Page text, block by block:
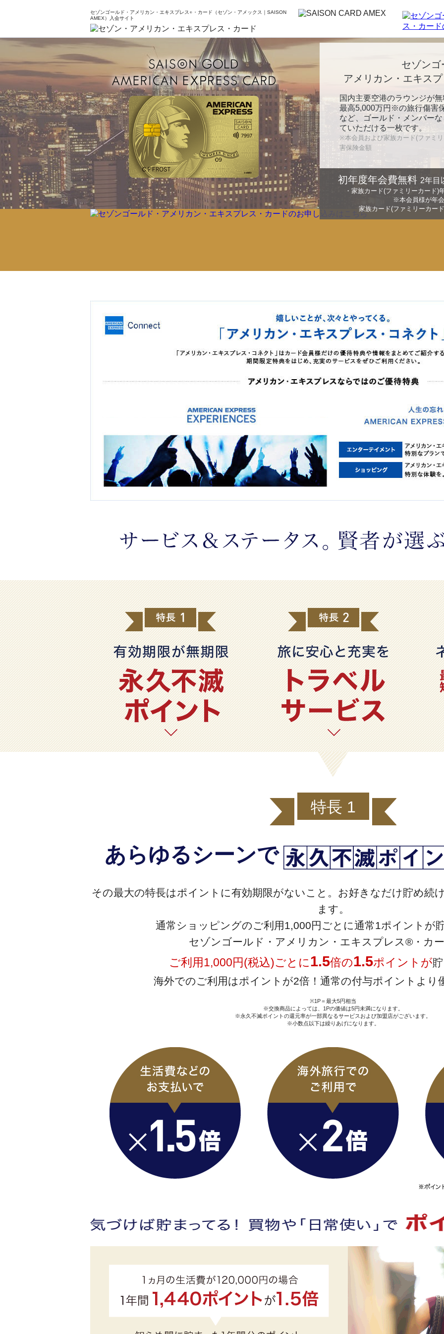
セゾンゴールド・アメリカン・エキスプレス ®
・カード（セゾン・アメックス｜SAISON
AMEX）入会サイト
セゾンゴ
アメリカン・エキス
国内主要空港のラウンジが
最高5,000万円※の旅行傷害
など、ゴールド・メンバー
ていただける一枚です。
※本会員および家族カード(ファミ
害保険金額
初年度年会費無料 2年目
・家族カード(ファミリーカード)
※本会員様が年
家族カード(ファミリーカー
特長 1
あらゆるシーンで
その最大の特長はポイントに有効期限がないこと。お好きなだけ貯め続
ます。
通常ショッピングのご利用1,000円ごとに通常1ポイントが
セゾンゴールド・アメリカン・エキスプレス®・カ
ご利用1,000円(税込)ごとに1.5倍の1.5ポイントが
海外でのご利用はポイントが2倍！通常の付与ポイントより
1P＝最大5円相当
交換商品によっては、1Pの価値は5円未満になります。
永久不滅ポイントの還元率が一部異なるサービスおよび加盟店がございます。
小数点以下は繰りあげになります。